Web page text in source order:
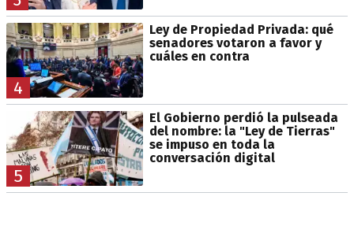
4
Ley de Propiedad Privada: qué
senadores votaron a favor y
cuáles en contra
5
El Gobierno perdió la pulseada
del nombre: la "Ley de Tierras"
se impuso en toda la
conversación digital